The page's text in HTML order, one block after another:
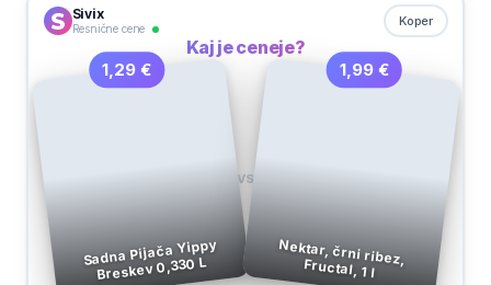
Sivix
Resnične cene
Koper
Kaj je ceneje?
1,29 €
Sadna Pijača Yippy
Breskev 0,330 L
VS
1,99 €
Nektar, črni ribez,
Fructal, 1 l